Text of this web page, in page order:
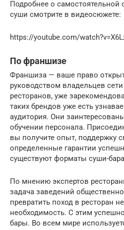
Подробнее о самостоятельной
суши смотрите в видеосюжете:
https://youtube.com/
По франшизе
Франшиза — ваше право
руководством владельцев
ресторанов, уже
таких брендов уже есть
аудитория. Они
обучении персонала.
вы получите опыт, поддержку
определенные гарантии
существуют форматы суши-бара
По мнению экспертов
задача заведений
превратить поход в ресторан
необходимость. С этим
бары. Во всем мире